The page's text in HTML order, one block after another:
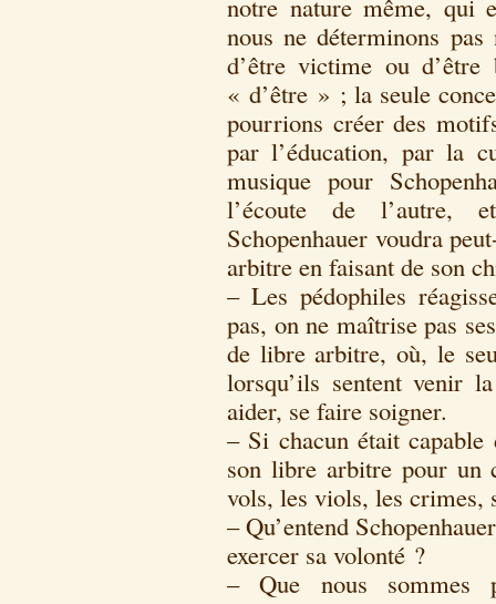
notre nature même,
nous ne déterminons
d’être victime ou d’être
« d’être » ; la seule
pourrions créer des
par l’éducation, par la
musique pour
l’écoute de l’autre,
Schopenhauer voudra
arbitre en faisant de son
– Les pédophiles
pas, on ne maîtrise pas
de libre arbitre, où, le
lorsqu’ils sentent venir
aider, se faire soigner.
– Si chacun était capable
son libre arbitre pour un
vols, les viols, les crimes,
– Qu’entend
exercer sa volonté ?
– Que nous sommes